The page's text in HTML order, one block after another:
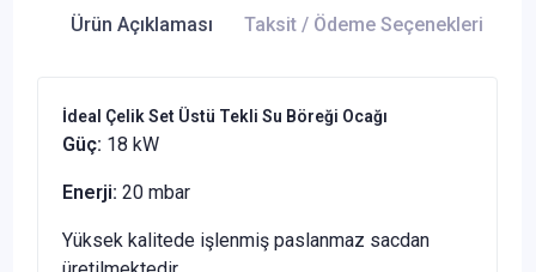
Ürün Açıklaması Taksit / Ödeme Seçenekleri
İdeal Çelik Set Üstü Tekli Su Böreği Ocağı
Güç: 18 kW
Enerji: 20 mbar
Yüksek kalitede işlenmiş paslanmaz sacdan